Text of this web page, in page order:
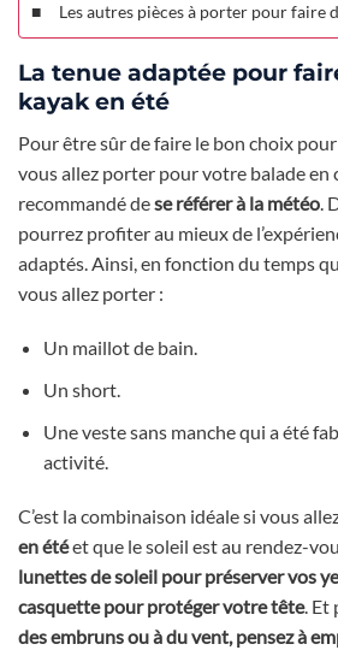
Les autres pièces à porter pour faire
La tenue adaptée pour
kayak en été
Pour être sûr de faire le bon choix
vous allez porter pour votre balade en
recommandé dese référer à la météo .
pourrez profiter au mieux de
adaptés. Ainsi, en fonction du temps
vous allez porter :
Un maillot de bain.
Un short.
Une veste sans manche qui a été
activité.
C’est la combinaison idéale si vous
en étéet que le soleil est au rendez-
lunettes de soleil pour préserver vos
casquette pour protéger votre tête. Et
des embruns ou à du vent, pensez à